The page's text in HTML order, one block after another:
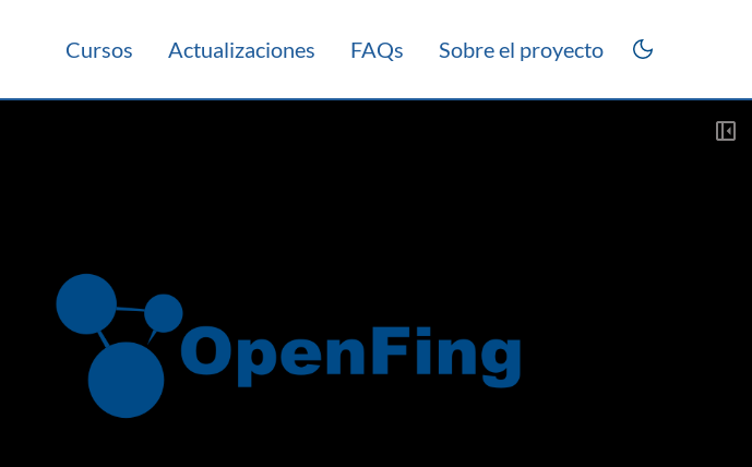
Cursos Actualizaciones FAQs Sobre el proyecto